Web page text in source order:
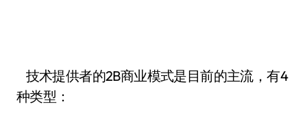
技术提供者的2B商业模式是目前的主流，有4
种类型：